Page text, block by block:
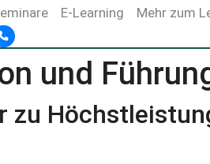
E-Learning Mehr zum
und
zu